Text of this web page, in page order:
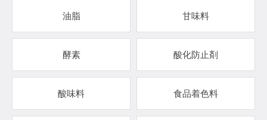
油脂 甘味料
酵素 酸化防止剤
酸味料 食品着色料